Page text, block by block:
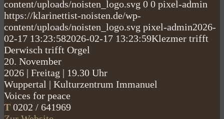
content/uploads/noisten_logo.svg 0 0 pixel-admin
https://klarinettist-noisten.de/wp-
content/uploads/noisten_logo.svg pixel-admin2026-
02-17 13:23:582026-02-17 13:23:59Klezmer trifft
Derwisch trifft Orgel
20. November
2026 | Freitag | 19.30 Uhr
Wuppertal | Kulturzentrum Immanuel
Voices for peace
T 0202 / 641969